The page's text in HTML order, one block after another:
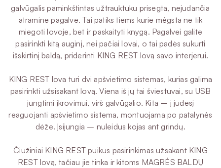
galvūgalis paminkštintas užtrauktuku prisegta, nejudančia
atramine pagalve. Tai patiks tiems kurie mėgsta ne tik
miegoti lovoje, bet ir paskaityti knygą. Pagalvei galite
pasirinkti kitą auginį, nei pačiai lovai, o tai padės sukurti
išskirtinį baldą, priderinti KING REST lovą savo interjerui.
KING REST lova turi dvi apšvietimo sistemas, kurias galima
pasirinkti užsisakant lovą. Viena iš jų tai šviestuvai, su USB
jungtimi įkrovimui, virš galvūgalio. Kita – į judesį
reaguojanti apšvietimo sistema, montuojama po patalynės
dėže. Įsijungia – nuleidus kojas ant grindų.
Čiužiniai KING REST puikus pasirinkimas užsakant KING
REST lovą, tačiau jie tinka ir kitoms MAGRĖS BALDŲ